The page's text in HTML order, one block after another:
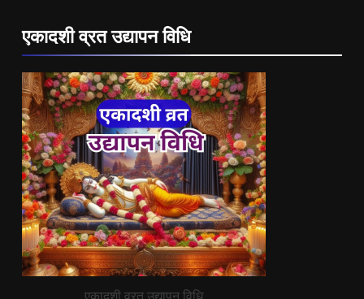
एकादशी व्रत उद्यापन विधि